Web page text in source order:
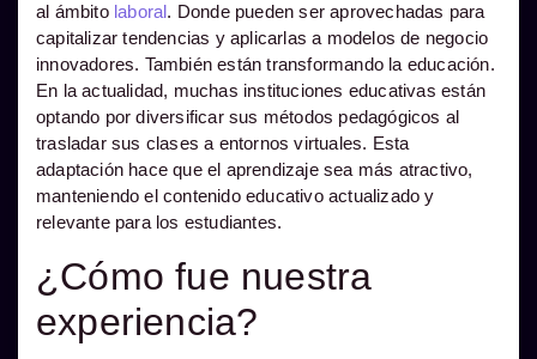
al ámbito laboral. Donde pueden ser aprovechadas para
capitalizar tendencias y aplicarlas a modelos de negocio
innovadores. También están transformando la educación.
En la actualidad, muchas instituciones educativas están
optando por diversificar sus métodos pedagógicos al
trasladar sus clases a entornos virtuales. Esta
adaptación hace que el aprendizaje sea más atractivo,
manteniendo el contenido educativo actualizado y
relevante para los estudiantes.
¿Cómo fue nuestra
experiencia?